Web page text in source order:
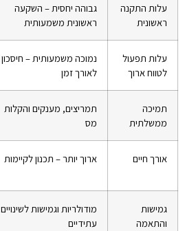
עלות התקנה
ראשונית
גבוהה יחסית – השקעה
ראשונית משמעותית
עלות תפעול
לטווח ארוך
נמוכה משמעותית – חיסכון
לאורך זמן
תמיכה
ממשלתית
תמריצים, מענקים והקלות
מס
אורך חיים ארוך יותר – תכנון לקיימות
גמישות
והתאמה
מודולריות וגמישות לשינויים
עתידיים